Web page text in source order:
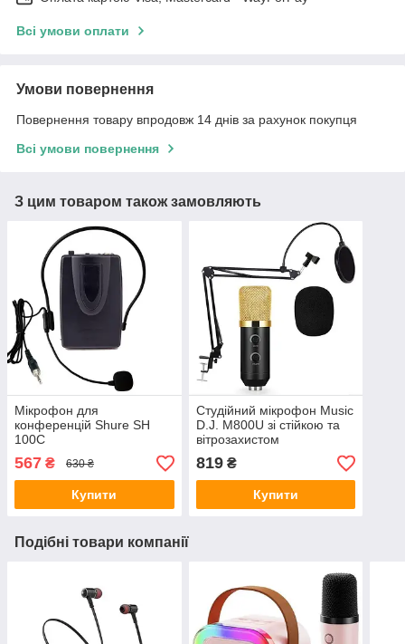
Всі умови оплати
Умови повернення
Повернення товару впродовж 14 днів за рахунок покупця
Всі умови повернення
З цим товаром також замовляють
Мікрофон для
конференцій Shure SH
100C
567 ₴ 630 ₴
Купити
Студійний мікрофон Music
D.J. M800U зі стійкою та
вітрозахистом
819₴
Купити
Подібні товари компанії